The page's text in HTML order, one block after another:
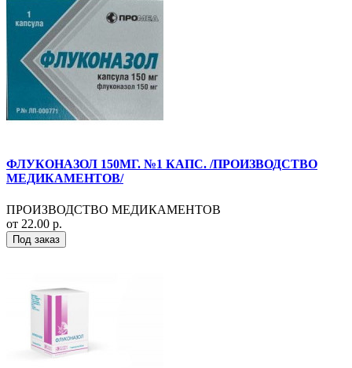
ФЛУКОНАЗОЛ 150МГ. №1 КАПС. /ПРОИЗВОДСТВО
МЕДИКАМЕНТОВ/
ПРОИЗВОДСТВО МЕДИКАМЕНТОВ
от 22.00 р.
Под заказ